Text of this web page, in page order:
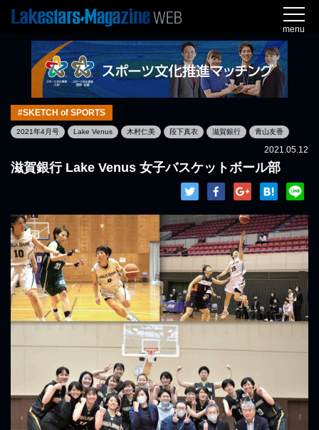
menu
#SKETCH of SPORTS
2021年4月号 Lake Venus 木村仁美 段下真衣 滋賀銀行 青山友香
2021.05.12
滋賀銀行 Lake Venus 女子バスケットボール部